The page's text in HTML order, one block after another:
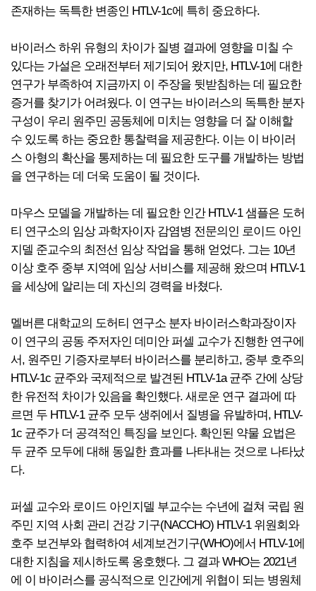
존재하는 독특한 변종인 HTLV-1c에 특히 중요하다.
바이러스 하위 유형의 차이가 질병 결과에 영향을 미칠 수
있다는 가설은 오래전부터 제기되어 왔지만, HTLV-1에 대한
연구가 부족하여 지금까지 이 주장을 뒷받침하는 데 필요한
증거를 찾기가 어려웠다. 이 연구는 바이러스의 독특한 분자
구성이 우리 원주민 공동체에 미치는 영향을 더 잘 이해할
수 있도록 하는 중요한 통찰력을 제공한다. 이는 이 바이러
스 아형의 확산을 통제하는 데 필요한 도구를 개발하는 방법
을 연구하는 데 더욱 도움이 될 것이다.
마우스 모델을 개발하는 데 필요한 인간 HTLV-1 샘플은 도허
티 연구소의 임상 과학자이자 감염병 전문의인 로이드 아인
지델 준교수의 최전선 임상 작업을 통해 얻었다. 그는 10년
이상 호주 중부 지역에 임상 서비스를 제공해 왔으며 HTLV-1
을 세상에 알리는 데 자신의 경력을 바쳤다.
멜버른 대학교의 도허티 연구소 분자 바이러스학과장이자
이 연구의 공동 주저자인 데미안 퍼셀 교수가 진행한 연구에
서, 원주민 기증자로부터 바이러스를 분리하고, 중부 호주의
HTLV-1c 균주와 국제적으로 발견된 HTLV-1a 균주 간에 상당
한 유전적 차이가 있음을 확인했다. 새로운 연구 결과에 따
르면 두 HTLV-1 균주 모두 생쥐에서 질병을 유발하며, HTLV-
1c 균주가 더 공격적인 특징을 보인다. 확인된 약물 요법은
두 균주 모두에 대해 동일한 효과를 나타내는 것으로 나타났
다.
퍼셀 교수와 로이드 아인지델 부교수는 수년에 걸쳐 국립 원
주민 지역 사회 관리 건강 기구(NACCHO) HTLV-1 위원회와
호주 보건부와 협력하여 세계보건기구(WHO)에서 HTLV-1에
대한 지침을 제시하도록 옹호했다. 그 결과 WHO는 2021년
에 이 바이러스를 공식적으로 인간에게 위협이 되는 병원체